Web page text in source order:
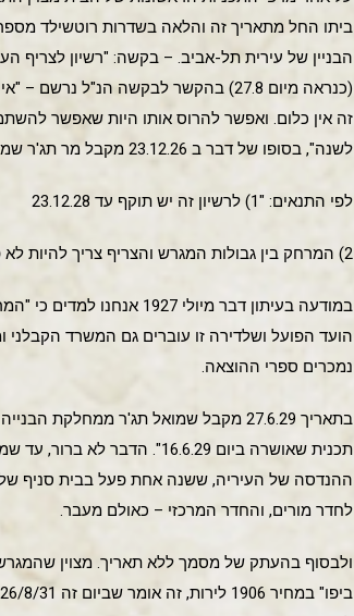
לשנה", בסופו של דבר ב 23.12.26 מקבל מר תג'ר שמואל רשיון – "להשאיר צריף עץ בחצר לצרכי מחסן".
לפי התנאים: "1) לרשיון זה יש תוקף עד 23.12.28
2) המרחק בין גבולות המגרש והצריף צריך להיות לא פחות משני מטרים".
נמכרים ספרי ההוצאה.
תכנית שאושרה ביום
ההנדסה של העיריה, ששנה אחת פעל בבית סניף
לחדר מורים, והחדר המרכזי – כאולם מעבר.
ולבסוף בהעתק של מסמך ללא תאריך. מצוין